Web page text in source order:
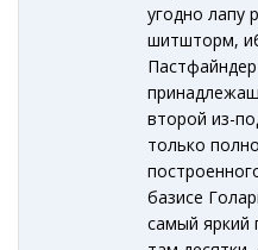
угодно лапу
шитшторм,
второй из-
только
базисе
самый яркий